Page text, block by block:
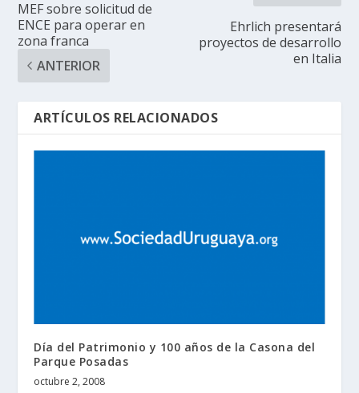
MEF sobre solicitud de
ENCE para operar en
zona franca
ANTERIOR
Ehrlich presentará
proyectos de desarrollo
en Italia
ARTÍCULOS RELACIONADOS
Día del Patrimonio y 100 años de la Casona del
Parque Posadas
octubre 2, 2008